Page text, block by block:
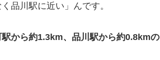
品川駅に近い」んです。
駅から約1.3km、品川駅から約0.8kmの